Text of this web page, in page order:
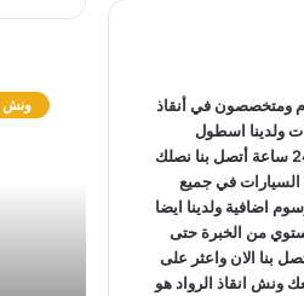
ونش
أنقاذ
ولدينا اسطول
سيارات يعمل علي مدار الساعة 24 ساعة أتصل بنا نصلك
السياراتفي جميع
اضافية ولدينا ايضا
من الخبرة حتى
بنا الان واعثر على
ونش انقاذ الرواد هو